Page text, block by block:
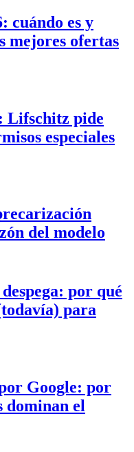
cuándo es y
mejores ofertas
Lifschitz pide
especiales
del modelo
por qué
para
Google: por
dominan el